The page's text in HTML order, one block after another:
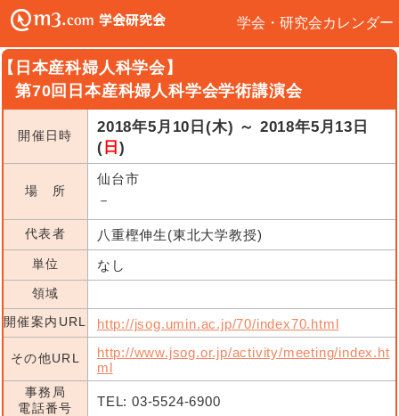
学会・研究会カレンダー
日本産科婦人科学会】
第70回日本産科婦人科学会学術講演会
開催日時
2018年5月10日(木) ～ 2018年5月13日
( 日 )
場 所
仙台市
－
代表者 八重樫伸生(東北大学教授)
単位 なし
領域
開催案内URL
http://jsog.umin.ac.jp/70/index70.html
その他URL
http://www.jsog.or.jp/activity/meeting/index.ht
ml
事務局
電話番号
TEL: 03-5524-6900